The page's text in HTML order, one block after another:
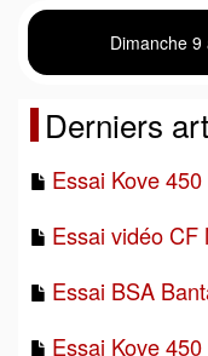
Dimanche 9
Derniers
Essai Kove
Essai vidéo CF
Essai BSA
Essai Kove